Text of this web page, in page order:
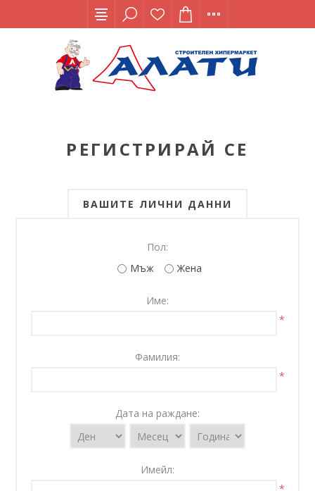
РЕГИСТРИРАЙ СЕ
ВАШИТЕ ЛИЧНИ ДАННИ
Пол:
Мъж
Жена
Име:
*
Фамилия:
*
Дата на раждане:
Имейл: